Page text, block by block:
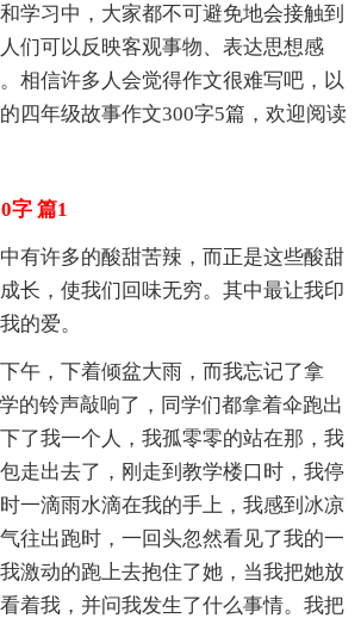
学习中，大家都不可避免地会接触到
们可以反映客观事物、表达思想感
相信许多人会觉得作文很难写吧，以
四年级故事作文300字5篇，欢迎阅读
字 篇1
有许多的酸甜苦辣，而正是这些酸甜
长，使我们回味无穷。其中最让我印
的爱。
午，下着倾盆大雨，而我忘记了拿
的铃声敲响了，同学们都拿着伞跑出
了我一个人，我孤零零的站在那，我
走出去了，刚走到教学楼口时，我停
一滴雨水滴在我的手上，我感到冰凉
往出跑时，一回头忽然看见了我的一
激动的跑上去抱住了她，当我把她放
着我，并问我发生了什么事情。我把